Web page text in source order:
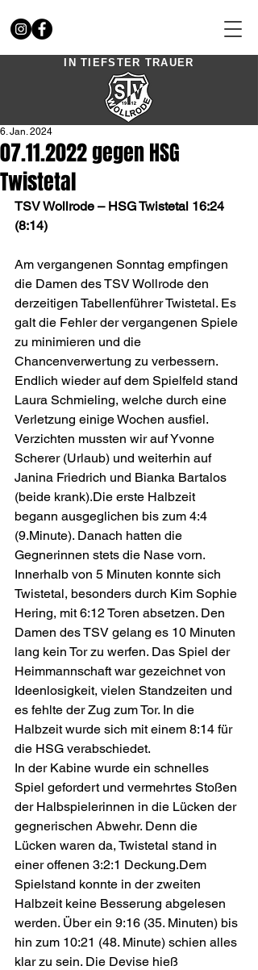
IN TIEFSTER TRAUER
07.11.2022 gegen HSG
Twistetal
6. Jan. 2024
TSV Wollrode – HSG Twistetal 16:24
(8:14)
Am vergangenen Sonntag empfingen
die Damen des TSV Wollrode den
derzeitigen Tabellenführer Twistetal. Es
galt die Fehler der vergangenen Spiele
zu minimieren und die
Chancenverwertung zu verbessern.
Endlich wieder auf dem Spielfeld stand
Laura Schmieling, welche durch eine
Verletzung einige Wochen ausfiel.
Verzichten mussten wir auf Yvonne
Scherer (Urlaub) und weiterhin auf
Janina Friedrich und Bianka Bartalos
(beide krank).Die erste Halbzeit
begann ausgeglichen bis zum 4:4
(9.Minute). Danach hatten die
Gegnerinnen stets die Nase vorn.
Innerhalb von 5 Minuten konnte sich
Twistetal, besonders durch Kim Sophie
Hering, mit 6:12 Toren absetzen. Den
Damen des TSV gelang es 10 Minuten
lang kein Tor zu werfen. Das Spiel der
Heimmannschaft war gezeichnet von
Ideenlosigkeit, vielen Standzeiten und
es fehlte der Zug zum Tor. In die
Halbzeit wurde sich mit einem 8:14 für
die HSG verabschiedet.
In der Kabine wurde ein schnelles
Spiel gefordert und vermehrtes Stoßen
der Halbspielerinnen in die Lücken der
gegnerischen Abwehr. Denn die
Lücken waren da, Twistetal stand in
einer offenen 3:2:1 Deckung.Dem
Spielstand konnte in der zweiten
Halbzeit keine Besserung abgelesen
werden. Über ein 9:16 (35. Minuten) bis
hin zum 10:21 (48. Minute) schien alles
klar zu sein. Die Devise hieß